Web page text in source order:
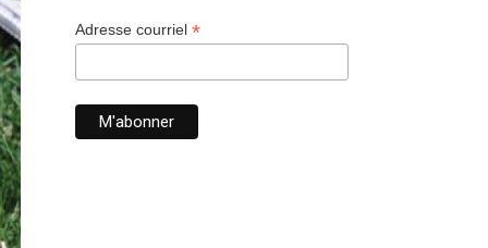
Adresse courriel *